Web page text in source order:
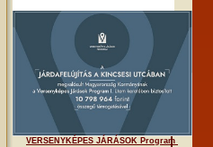
VERSENYKÉPES JÁRÁSOK Program